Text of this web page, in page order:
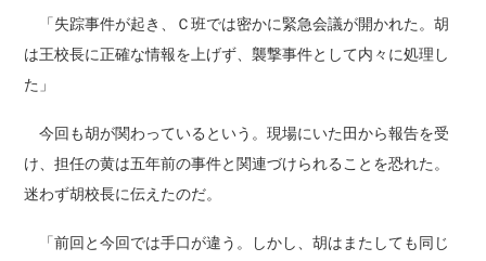
「失踪事件が起き、Ｃ班では密かに緊急会議が開かれた。胡
は王校長に正確な情報を上げず、襲撃事件として内々に処理し
た」
今回も胡が関わっているという。現場にいた田から報告を受
け、担任の黄は五年前の事件と関連づけられることを恐れた。
迷わず胡校長に伝えたのだ。
「前回と今回では手口が違う。しかし、胡はまたしても同じ